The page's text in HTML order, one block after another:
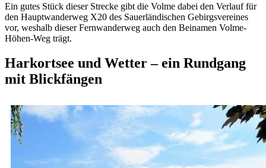
Ein gutes Stück dieser Strecke gibt die Volme dabei den Verlauf für
den Hauptwanderweg X20 des Sauerländischen Gebirgsvereines
vor, weshalb dieser Fernwanderweg auch den Beinamen Volme-
Höhen-Weg trägt.
Harkortsee und Wetter – ein Rundgang
mit Blickfängen